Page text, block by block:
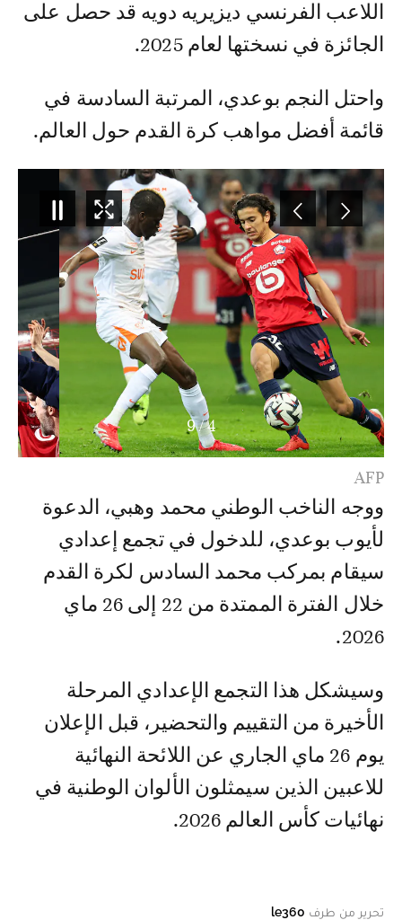
اللاعب الفرنسي ديزيريه دويه قد حصل على
الجائزة في نسختها لعام 2025.
واحتل النجم بوعدي، المرتبة السادسة في
قائمة أفضل مواهب كرة القدم حول العالم.
4
/
9
AFP
ووجه الناخب الوطني محمد وهبي، الدعوة
لأيوب بوعدي، للدخول في تجمع إعدادي
سيقام بمركب محمد السادس لكرة القدم
خلال الفترة الممتدة من 22 إلى 26 ماي
2026.
وسيشكل هذا التجمع الإعدادي المرحلة
الأخيرة من التقييم والتحضير، قبل الإعلان
يوم 26 ماي الجاري عن اللائحة النهائية
للاعبين الذين سيمثلون الألوان الوطنية في
نهائيات كأس العالم 2026.
تحرير من طرف le360